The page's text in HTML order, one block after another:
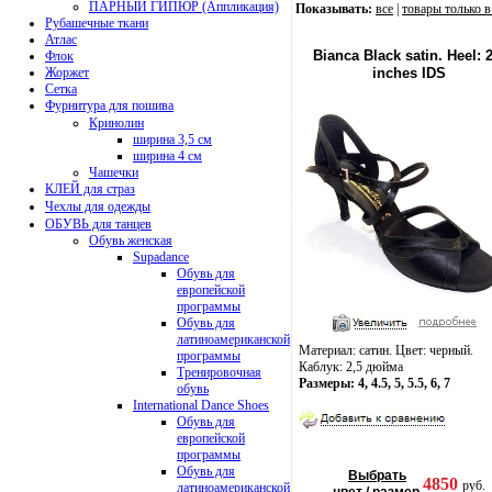
ПАРНЫЙ ГИПЮР (Аппликация)
Рубашечные ткани
Атлас
Флок
Жоржет
Сетка
Фурнитура для пошива
Кринолин
ширина 3,5 см
ширина 4 см
Чашечки
КЛЕЙ для страз
Чехлы для одежды
ОБУВЬ для танцев
Обувь женская
Supadance
Обувь для
европейской
программы
Обувь для
латиноамериканской
программы
Тренировочная
обувь
International Dance Shoes
Обувь для
европейской
программы
Обувь для
латиноамериканской
Показывать: все товары только
Bianca Black satin. Heel:
inches IDS
Материал: сатин. Цвет: черный.
Каблук: 2,5 дюйма
Размеры: 4, 4.5, 5, 5.5, 6, 7
Выбрать
4850 руб.